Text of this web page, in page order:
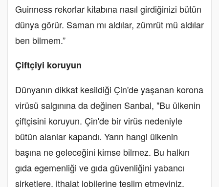
Guinness rekorlar kitabına nasıl girdiğinizi bütün
dünya görür. Saman mı aldılar, zümrüt mü aldılar
ben bilmem.”
Çiftçiyi koruyun
Dünyanın dikkat kesildiği Çin'de yaşanan korona
virüsü salgınına da değinen Sarıbal, "Bu ülkenin
çiftçisini koruyun. Çin'de bir virüs nedeniyle
bütün alanlar kapandı. Yarın hangi ülkenin
başına ne geleceğini kimse bilmez. Bu halkın
gıda egemenliği ve gıda güvenliğini yabancı
şirketlere, ithalat lobilerine teslim etmeyiniz.